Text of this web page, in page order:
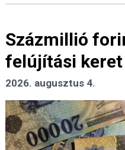
Százmillió
felújítási
2026. augusztus 4.